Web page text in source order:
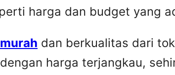
harga dan budget yang
dan berkualitas dari
harga terjangkau,